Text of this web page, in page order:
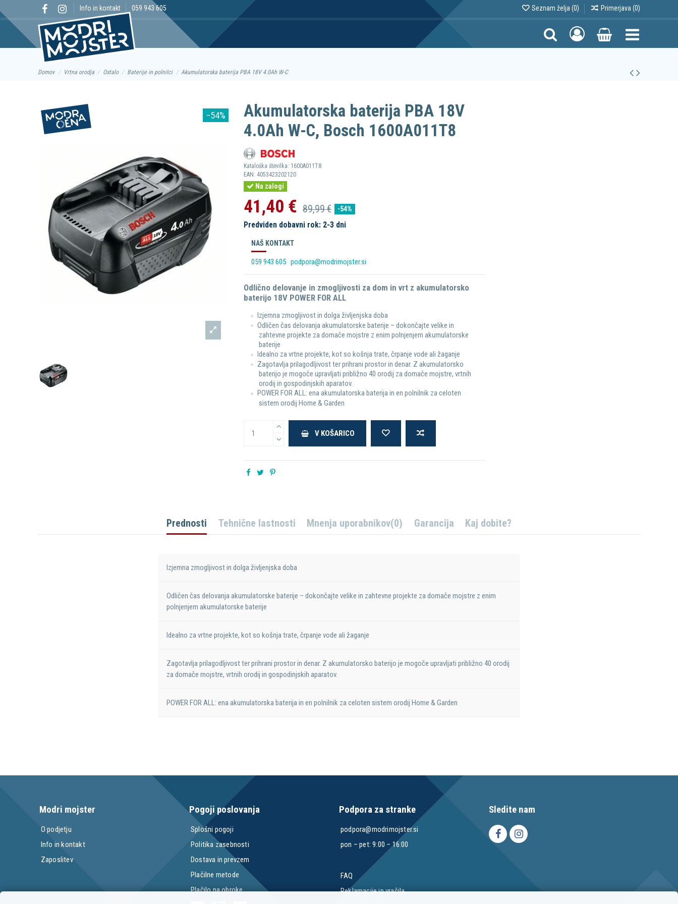
Info in kontakt 059 943 605 Seznam želja (0) Primerjava (0)
Domov Vrtna orodja Ostalo Baterije in polnilci Akumulatorska baterija PBA 18V 4.0Ah W-C
−54%
Akumulatorska baterija PBA 18V
4.0Ah W-C, Bosch 1600A011T8
Kataloška številka: 1600A011T8
EAN: 4053423202120
Na zalogi
41,40 € 89,99 € -54%
Predviden dobavni rok: 2-3 dni
NAŠ KONTAKT
059 943 605 podpora@modrimojster.si
Odlično delovanje in zmogljivosti za dom in vrt z akumulatorsko
baterijo 18V POWER FOR ALL
Izjemna zmogljivost in dolga življenjska doba
Odličen čas delovanja akumulatorske baterije – dokončajte velike in
zahtevne projekte za domače mojstre z enim polnjenjem akumulatorske
baterije
Idealno za vrtne projekte, kot so košnja trate, črpanje vode ali žaganje
Zagotavlja prilagodljivost ter prihrani prostor in denar. Z akumulatorsko
baterijo je mogoče upravljati približno 40 orodij za domače mojstre, vrtnih
orodij in gospodinjskih aparatov.
POWER FOR ALL: ena akumulatorska baterija in en polnilnik za celoten
sistem orodij Home & Garden
V KOŠARICO
Prednosti Tehnične lastnosti Mnenja uporabnikov(0) Garancija Kaj dobite?
Izjemna zmogljivost in dolga življenjska doba
Odličen čas delovanja akumulatorske baterije – dokončajte velike in zahtevne projekte za domače mojstre z enim
polnjenjem akumulatorske baterije
Idealno za vrtne projekte, kot so košnja trate, črpanje vode ali žaganje
Zagotavlja prilagodljivost ter prihrani prostor in denar. Z akumulatorsko baterijo je mogoče upravljati približno 40 orodij
za domače mojstre, vrtnih orodij in gospodinjskih aparatov.
POWER FOR ALL: ena akumulatorska baterija in en polnilnik za celoten sistem orodij Home & Garden
Modri mojster
O podjetju
Info in kontakt
Zaposlitev
Pogoji poslovanja
Splošni pogoji
Politika zasebnosti
Dostava in prevzem
Plačilne metode
Plačilo na obroke
Podpora za stranke
podpora@modrimojster.si
pon – pet: 9:00 – 16:00
FAQ
Reklamacije in vračila
Sledite nam